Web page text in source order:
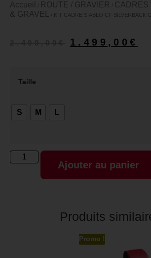
Accueil ROUTE / GRAVIER
CADRES
& GRAVEL
/ KIT CADRE SIABLO CF SILVERBACK
1.499,00€
Taille
S M L
Ajouter au panier
Produits
Promo !